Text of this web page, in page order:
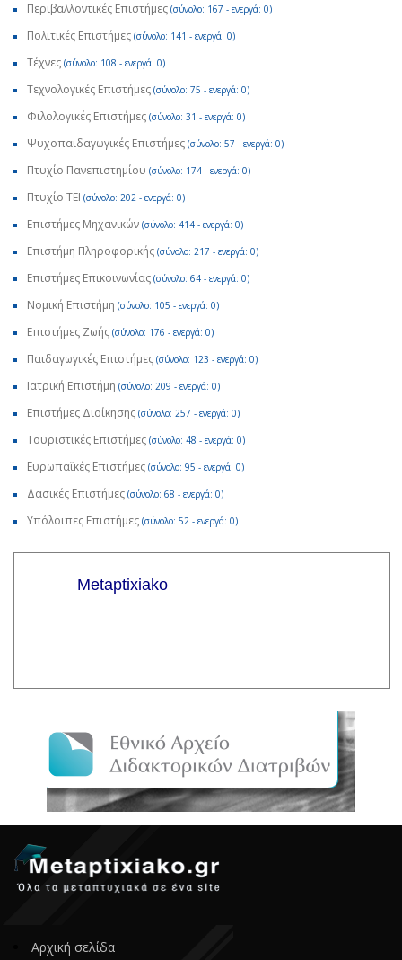
Περιβαλλοντικές Επιστήμες (σύνολο: 167 - ενεργά: 0)
Πολιτικές Επιστήμες (σύνολο: 141 - ενεργά: 0)
Τέχνες (σύνολο: 108 - ενεργά: 0)
Τεχνολογικές Επιστήμες (σύνολο: 75 - ενεργά: 0)
Φιλολογικές Επιστήμες (σύνολο: 31 - ενεργά: 0)
Ψυχοπαιδαγωγικές Επιστήμες (σύνολο: 57 - ενεργά: 0)
Πτυχίο Πανεπιστημίου (σύνολο: 174 - ενεργά: 0)
Πτυχίο ΤΕΙ (σύνολο: 202 - ενεργά: 0)
Επιστήμες Μηχανικών (σύνολο: 414 - ενεργά: 0)
Επιστήμη Πληροφορικής (σύνολο: 217 - ενεργά: 0)
Επιστήμες Επικοινωνίας (σύνολο: 64 - ενεργά: 0)
Νομική Επιστήμη (σύνολο: 105 - ενεργά: 0)
Επιστήμες Ζωής (σύνολο: 176 - ενεργά: 0)
Παιδαγωγικές Επιστήμες (σύνολο: 123 - ενεργά: 0)
Ιατρική Επιστήμη (σύνολο: 209 - ενεργά: 0)
Επιστήμες Διοίκησης (σύνολο: 257 - ενεργά: 0)
Τουριστικές Επιστήμες (σύνολο: 48 - ενεργά: 0)
Ευρωπαϊκές Επιστήμες (σύνολο: 95 - ενεργά: 0)
Δασικές Επιστήμες (σύνολο: 68 - ενεργά: 0)
Υπόλοιπες Επιστήμες (σύνολο: 52 - ενεργά: 0)
Αρχική σελίδα